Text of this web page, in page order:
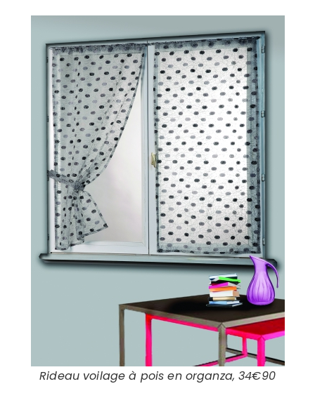
Rideau voilage à pois en organza, 34€90